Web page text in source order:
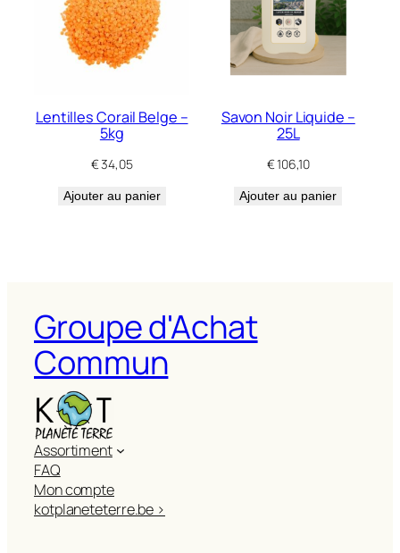
Lentilles Corail Belge –
5kg
€34,05
Ajouter au panier
Savon Noir Liquide –
25L
€106,10
Ajouter au panier
Groupe d'Achat
Commun
Assortiment
FAQ
Mon compte
kotplaneteterre.be >